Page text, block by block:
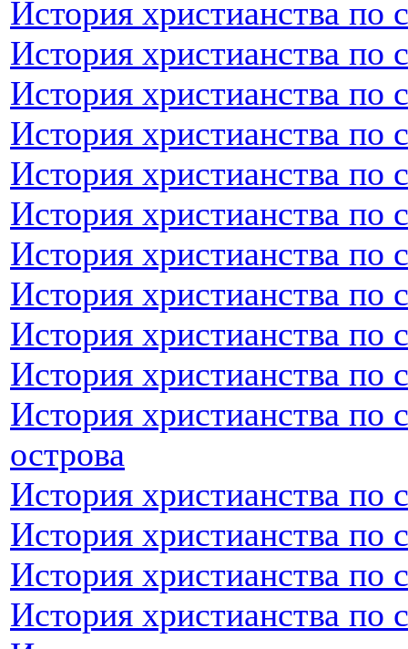
История христианства по
История христианства по
История христианства
История христианства по
История христианства по
История христианства по
История христианства по
История христианства
История христианства по
История христианства по
История христианства
острова
История христианства по
История христианства
История христианства по
История христианства по